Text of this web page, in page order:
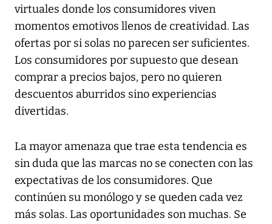
virtuales donde los consumidores viven
momentos emotivos llenos de creatividad. Las
ofertas por si solas no parecen ser suficientes.
Los consumidores por supuesto que desean
comprar a precios bajos, pero no quieren
descuentos aburridos sino experiencias
divertidas.
La mayor amenaza que trae esta tendencia es
sin duda que las marcas no se conecten con las
expectativas de los consumidores. Que
continúen su monólogo y se queden cada vez
más solas. Las oportunidades son muchas. Se